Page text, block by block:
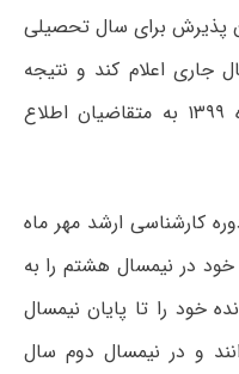
پذیرش برای سال تحصیلی
سال جاری اعلام کند و نتیجه
پذیرش اولیه را تا پایان بهمن ماه ۱۳۹۹ به متقاضیان اطلاع
کارشناسی ارشد مهر ماه
در نیمسال هشتم را به
خود را تا پایان نیمسال
۱۴۰۰-۱۳۹۹ بگذرانند و در نیمسال دوم سال